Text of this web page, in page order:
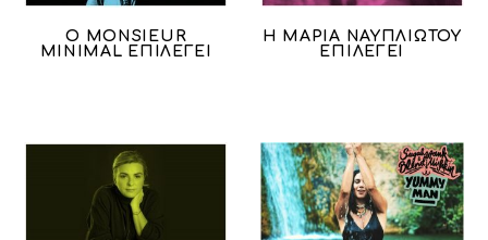
Ο MONSIEUR
MINIMAL ΕΠΙΛΕΓΕΙ
Η ΜΑΡΙΑ ΝΑΥΠΛΙΩΤΟΥ
ΕΠΙΛΕΓΕΙ